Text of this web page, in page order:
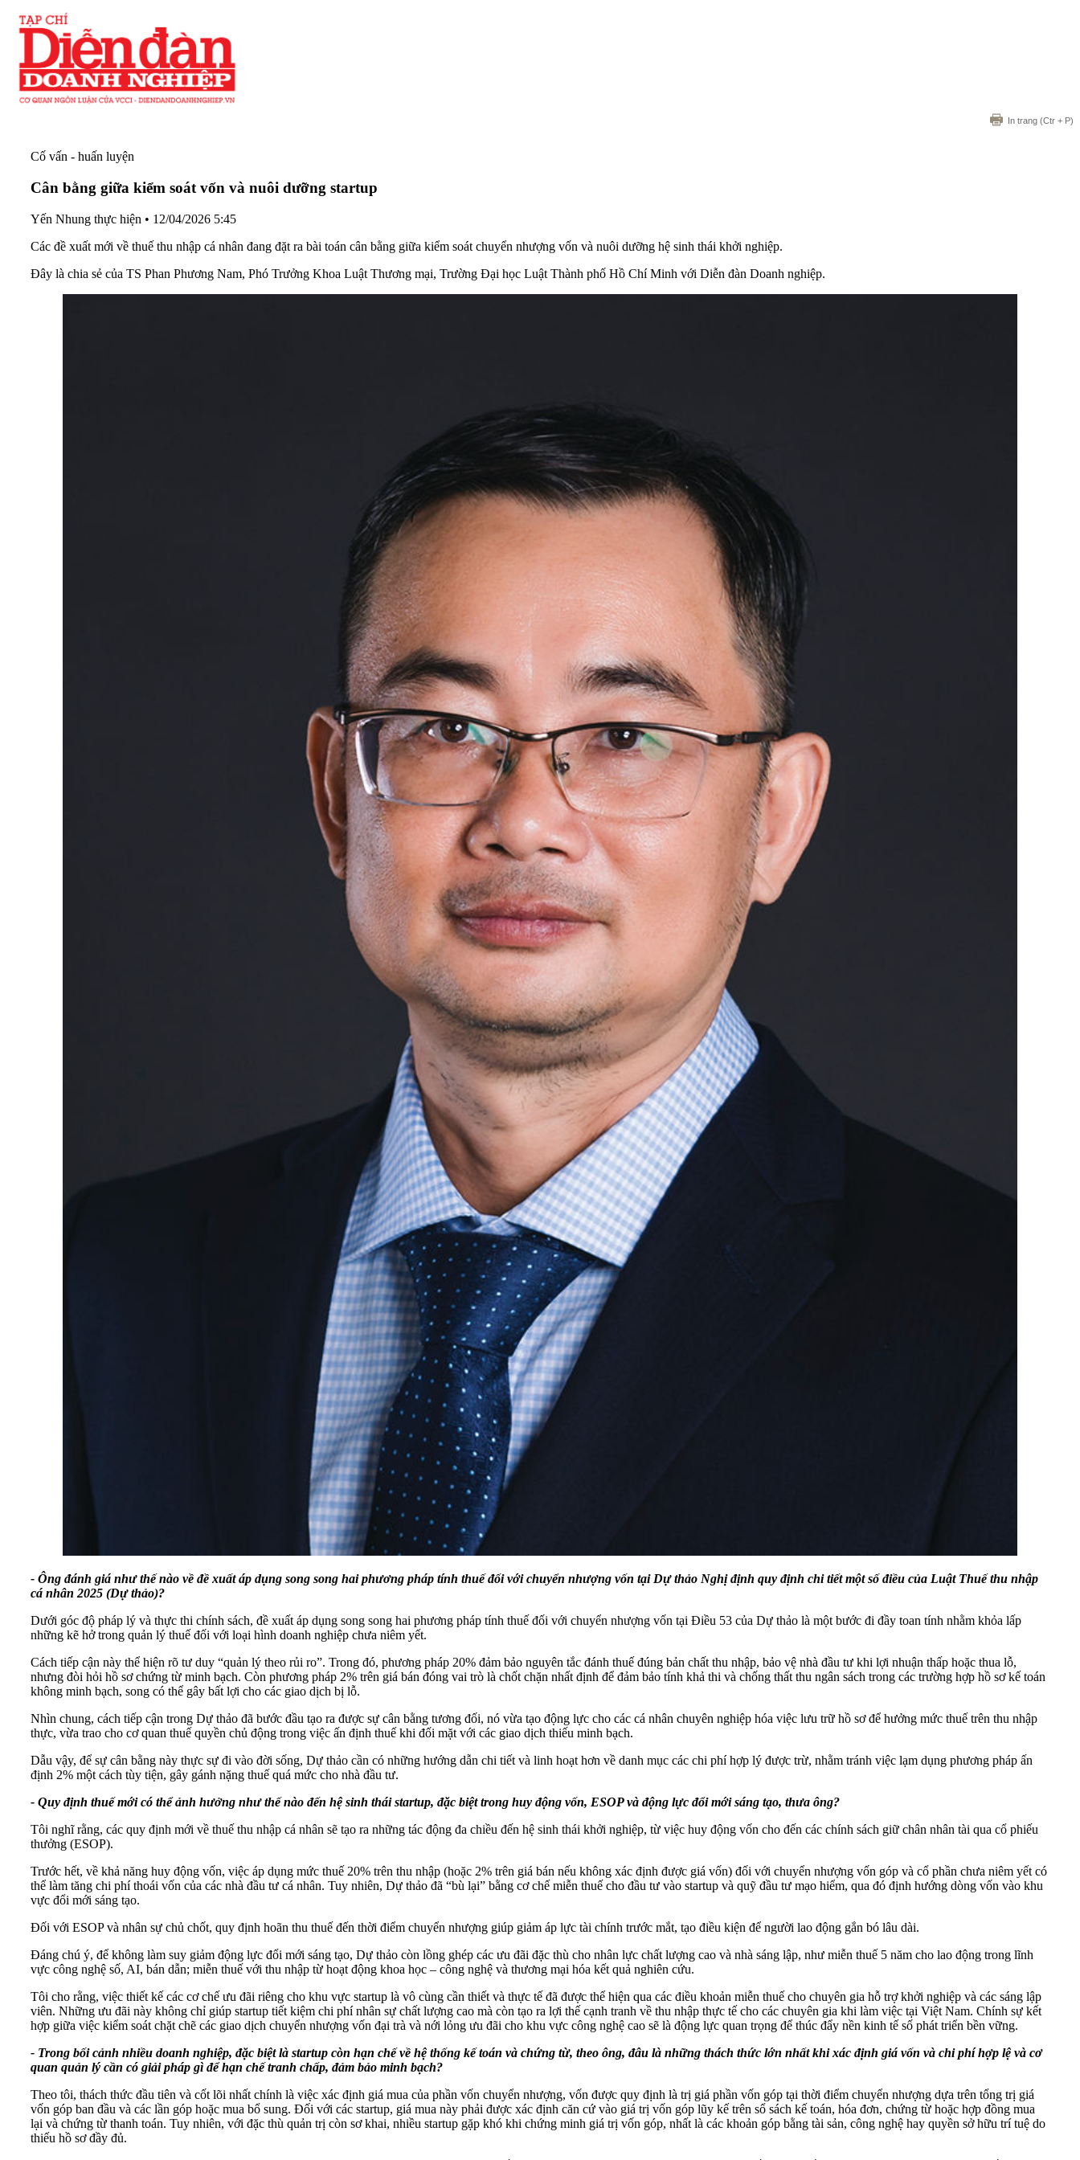
In trang (Ctr + P)
Cố vấn - huấn luyện
Cân bằng giữa kiểm soát vốn và nuôi dưỡng startup
Yến Nhung thực hiện • 12/04/2026 5:45
Các đề xuất mới về thuế thu nhập cá nhân đang đặt ra bài toán cân bằng giữa kiểm soát chuyển nhượng vốn và nuôi dưỡng hệ sinh thái khởi nghiệp.
Đây là chia sẻ của TS Phan Phương Nam, Phó Trưởng Khoa Luật Thương mại, Trường Đại học Luật Thành phố Hồ Chí Minh với Diễn đàn Doanh nghiệp.
- Ông đánh giá như thế nào về đề xuất áp dụng song song hai phương pháp tính thuế đối với chuyển nhượng vốn tại Dự thảo Nghị định quy định chi tiết một số điều của Luật Thuế thu nhập
cá nhân 2025 (Dự thảo)?
Dưới góc độ pháp lý và thực thi chính sách, đề xuất áp dụng song song hai phương pháp tính thuế đối với chuyển nhượng vốn tại Điều 53 của Dự thảo là một bước đi đầy toan tính nhằm khỏa lấp
những kẽ hở trong quản lý thuế đối với loại hình doanh nghiệp chưa niêm yết.
Cách tiếp cận này thể hiện rõ tư duy “quản lý theo rủi ro”. Trong đó, phương pháp 20% đảm bảo nguyên tắc đánh thuế đúng bản chất thu nhập, bảo vệ nhà đầu tư khi lợi nhuận thấp hoặc thua lỗ,
nhưng đòi hỏi hồ sơ chứng từ minh bạch. Còn phương pháp 2% trên giá bán đóng vai trò là chốt chặn nhất định để đảm bảo tính khả thi và chống thất thu ngân sách trong các trường hợp hồ sơ kế toán
không minh bạch, song có thể gây bất lợi cho các giao dịch bị lỗ.
Nhìn chung, cách tiếp cận trong Dự thảo đã bước đầu tạo ra được sự cân bằng tương đối, nó vừa tạo động lực cho các cá nhân chuyên nghiệp hóa việc lưu trữ hồ sơ để hưởng mức thuế trên thu nhập
thực, vừa trao cho cơ quan thuế quyền chủ động trong việc ấn định thuế khi đối mặt với các giao dịch thiếu minh bạch.
Dẫu vậy, để sự cân bằng này thực sự đi vào đời sống, Dự thảo cần có những hướng dẫn chi tiết và linh hoạt hơn về danh mục các chi phí hợp lý được trừ, nhằm tránh việc lạm dụng phương pháp ấn
định 2% một cách tùy tiện, gây gánh nặng thuế quá mức cho nhà đầu tư.
- Quy định thuế mới có thể ảnh hưởng như thế nào đến hệ sinh thái startup, đặc biệt trong huy động vốn, ESOP và động lực đổi mới sáng tạo, thưa ông?
Tôi nghĩ rằng, các quy định mới về thuế thu nhập cá nhân sẽ tạo ra những tác động đa chiều đến hệ sinh thái khởi nghiệp, từ việc huy động vốn cho đến các chính sách giữ chân nhân tài qua cổ phiếu
thưởng (ESOP).
Trước hết, về khả năng huy động vốn, việc áp dụng mức thuế 20% trên thu nhập (hoặc 2% trên giá bán nếu không xác định được giá vốn) đối với chuyển nhượng vốn góp và cổ phần chưa niêm yết có
thể làm tăng chi phí thoái vốn của các nhà đầu tư cá nhân. Tuy nhiên, Dự thảo đã “bù lại” bằng cơ chế miễn thuế cho đầu tư vào startup và quỹ đầu tư mạo hiểm, qua đó định hướng dòng vốn vào khu
vực đổi mới sáng tạo.
Đối với ESOP và nhân sự chủ chốt, quy định hoãn thu thuế đến thời điểm chuyển nhượng giúp giảm áp lực tài chính trước mắt, tạo điều kiện để người lao động gắn bó lâu dài.
Đáng chú ý, để không làm suy giảm động lực đổi mới sáng tạo, Dự thảo còn lồng ghép các ưu đãi đặc thù cho nhân lực chất lượng cao và nhà sáng lập, như miễn thuế 5 năm cho lao động trong lĩnh
vực công nghệ số, AI, bán dẫn; miễn thuế với thu nhập từ hoạt động khoa học – công nghệ và thương mại hóa kết quả nghiên cứu.
Tôi cho rằng, việc thiết kế các cơ chế ưu đãi riêng cho khu vực startup là vô cùng cần thiết và thực tế đã được thể hiện qua các điều khoản miễn thuế cho chuyên gia hỗ trợ khởi nghiệp và các sáng lập
viên. Những ưu đãi này không chỉ giúp startup tiết kiệm chi phí nhân sự chất lượng cao mà còn tạo ra lợi thế cạnh tranh về thu nhập thực tế cho các chuyên gia khi làm việc tại Việt Nam. Chính sự kết
hợp giữa việc kiểm soát chặt chẽ các giao dịch chuyển nhượng vốn đại trà và nới lỏng ưu đãi cho khu vực công nghệ cao sẽ là động lực quan trọng để thúc đẩy nền kinh tế số phát triển bền vững.
- Trong bối cảnh nhiều doanh nghiệp, đặc biệt là startup còn hạn chế về hệ thống kế toán và chứng từ, theo ông, đâu là những thách thức lớn nhất khi xác định giá vốn và chi phí hợp lệ và cơ
quan quản lý cần có giải pháp gì để hạn chế tranh chấp, đảm bảo minh bạch?
Theo tôi, thách thức đầu tiên và cốt lõi nhất chính là việc xác định giá mua của phần vốn chuyển nhượng, vốn được quy định là trị giá phần vốn góp tại thời điểm chuyển nhượng dựa trên tổng trị giá
vốn góp ban đầu và các lần góp hoặc mua bổ sung. Đối với các startup, giá mua này phải được xác định căn cứ vào giá trị vốn góp lũy kế trên sổ sách kế toán, hóa đơn, chứng từ hoặc hợp đồng mua
lại và chứng từ thanh toán. Tuy nhiên, với đặc thù quản trị còn sơ khai, nhiều startup gặp khó khi chứng minh giá trị vốn góp, nhất là các khoản góp bằng tài sản, công nghệ hay quyền sở hữu trí tuệ do
thiếu hồ sơ đầy đủ.